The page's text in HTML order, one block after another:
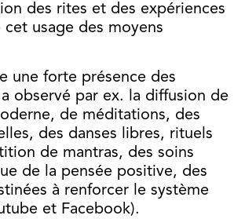
des rites et des expériences
usage des moyens
une forte présence des
observé par ex. la diffusion de
de méditations, des
des danses libres, rituels
de mantras, des soins
de la pensée positive, des
à renforcer le système
et Facebook).